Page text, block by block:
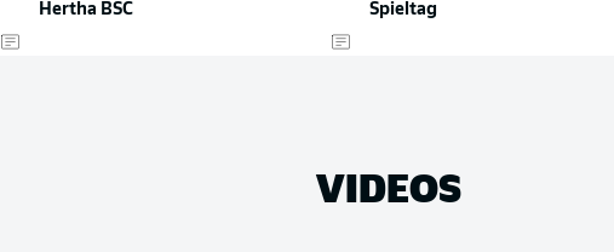
Hertha BSC
Spieltag
VIDEOS